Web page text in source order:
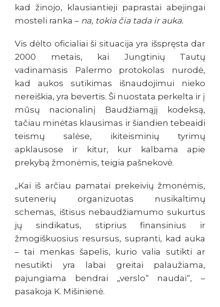
kad žinojo, klausiantieji paprastai abejingai
mosteli ranka – na, tokia čia tada ir auka.
Vis dėlto oficialiai ši situacija yra išspręsta dar
2000 metais, kai Jungtinių Tautų
vadinamasis Palermo protokolas nurodė,
kad aukos sutikimas išnaudojimui nieko
nereiškia, yra bevertis. Ši nuostata perkelta ir į
mūsų nacionalinį Baudžiamąjį kodeksą,
tačiau minėtas klausimas ir šiandien tebeaidi
teismų salėse, ikiteisminių tyrimų
apklausose ir kitur, kur kalbama apie
prekybą žmonėmis, teigia pašnekovė.
„Kai iš arčiau pamatai prekeivių žmonėmis,
sutenerių organizuotas nusikaltimų
schemas, ištisus nebaudžiamumo sukurtus
jų sindikatus, stiprius finansinius ir
žmogiškuosius resursus, supranti, kad auka
– tai menkas šapelis, kurio valia sutikti ar
nesutikti yra labai greitai palaužiama,
pajungiama bendrai „verslo“ naudai“, –
pasakoja K. Mišinienė.